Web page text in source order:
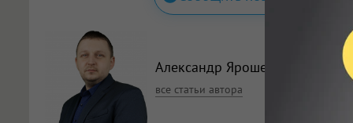
Александр Ярошевский ,
все статьи автора